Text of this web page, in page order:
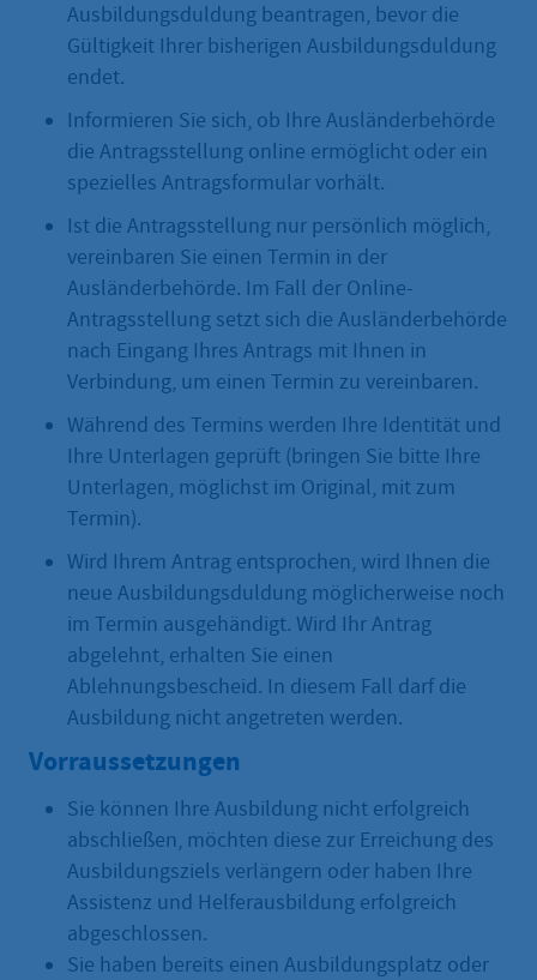
Ausbildungsduldung beantragen, bevor die
Gültigkeit Ihrer bisherigen Ausbildungsduldung
endet.
Informieren Sie sich, ob Ihre Ausländerbehörde
die Antragsstellung online ermöglicht oder ein
spezielles Antragsformular vorhält.
Ist die Antragsstellung nur persönlich möglich,
vereinbaren Sie einen Termin in der
Ausländerbehörde. Im Fall der Online-
Antragsstellung setzt sich die Ausländerbehörde
nach Eingang Ihres Antrags mit Ihnen in
Verbindung, um einen Termin zu vereinbaren.
Während des Termins werden Ihre Identität und
Ihre Unterlagen geprüft (bringen Sie bitte Ihre
Unterlagen, möglichst im Original, mit zum
Termin).
Wird Ihrem Antrag entsprochen, wird Ihnen die
neue Ausbildungsduldung möglicherweise noch
im Termin ausgehändigt. Wird Ihr Antrag
abgelehnt, erhalten Sie einen
Ablehnungsbescheid. In diesem Fall darf die
Ausbildung nicht angetreten werden.
Vorraussetzungen
Sie können Ihre Ausbildung nicht erfolgreich
abschließen, möchten diese zur Erreichung des
Ausbildungsziels verlängern oder haben Ihre
Assistenz und Helferausbildung erfolgreich
abgeschlossen.
Sie haben bereits einen Ausbildungsplatz oder